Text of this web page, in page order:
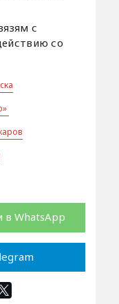
с
со
в WhatsApp